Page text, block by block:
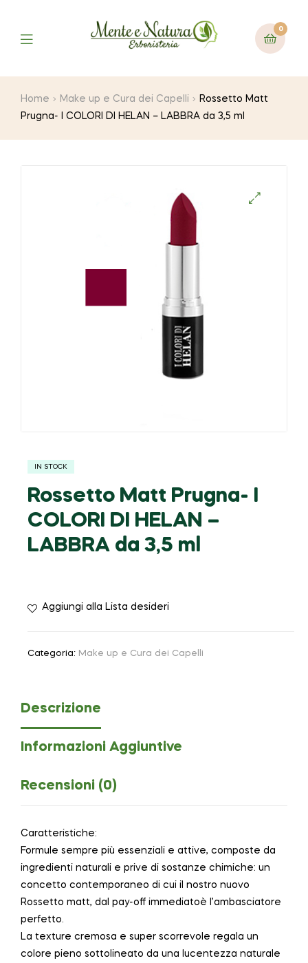
0
Home Make up e Cura dei Capelli
Rossetto Matt
Prugna- I COLORI DI HELAN – LABBRA da 3,5 ml
IN STOCK
Rossetto Matt Prugna- I
COLORI DI HELAN –
LABBRA da 3,5 ml
Aggiungi alla Lista desideri
Categoria: Make up e Cura dei Capelli
Descrizione
Informazioni Aggiuntive
Recensioni (0)
Caratteristiche:
Formule sempre più essenziali e attive, composte da
ingredienti naturali e prive di sostanze chimiche: un
concetto contemporaneo di cui il nostro nuovo
Rossetto matt, dal pay-off immediatoè l’ambasciatore
perfetto.
La texture cremosa e super scorrevole regala un
colore pieno sottolineato da una lucentezza naturale